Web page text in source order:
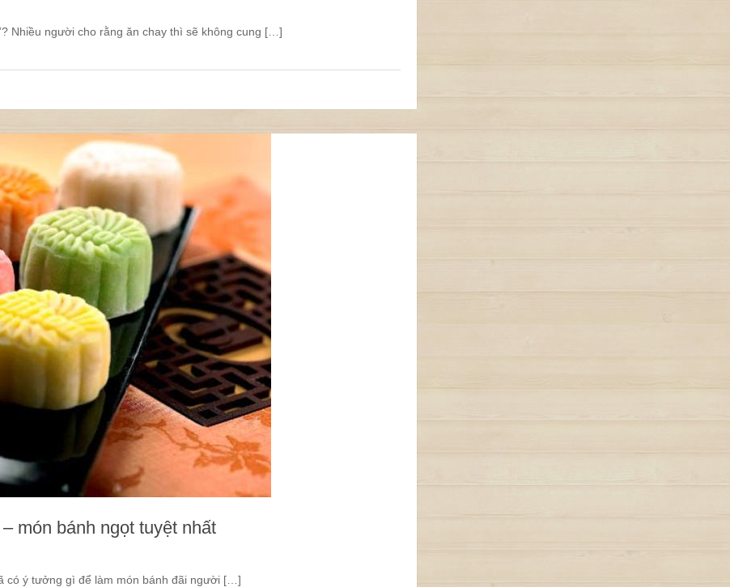
Nhiều người cho rằng ăn chay thì sẽ không cung […]
món bánh ngọt tuyệt nhất
có ý tưởng gì để làm món bánh đãi người […]